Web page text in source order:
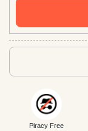
Piracy Free